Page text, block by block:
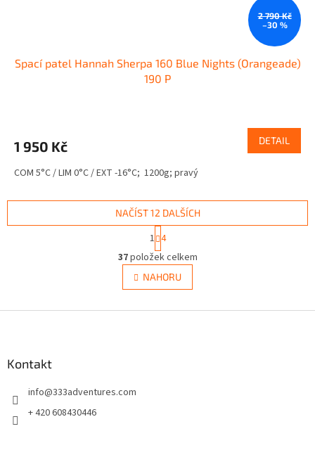
2 790 Kč
–30 %
Spací patel Hannah Sherpa 160 Blue Nights (Orangeade)
190 P
1 950 Kč DETAIL
COM 5°C / LIM 0°C / EXT -16°C; 1200g; pravý
O
v
l
á
NAČÍST 12 DALŠÍCH
S
t
r
á
n
k
v
1 4
37položek celkem
NAHORU
Kontakt
info@333adventures.com
+ 420 608430446